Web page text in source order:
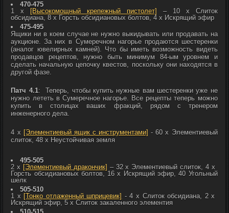
470-475
1 x
[Высокомощный крепежный пистолет] – 10 x Слиток
обсидиана, 8 x Горсть обсидиановых болтов, 4 x Искрящий эфир
475-495
Ящики ни в коем случае не нужно выкидывать или продавать на
аукционе. За них в Сумеречном нагорье продаются шестеренки
(аналог ювелирных камней). Что бы иметь возможность видеть
продавцов рецептов, нужно быть минимум 84-ым уровнем и
сделать начальную цепочку квестов, поскольку они находятся в
другой фазе.
Патч 4.1: Теперь, чтобы купить нужные вам шестеренки уже не
нужно лететь в Сумеречное нагорье. Все рецепты теперь можно
купить в столицах ваших фракций, рядом с тренером
инженерного дела.
4 x [Элементиевый ящик с инструментами] - 60 x Элементиевый
слиток, 48 x Неустойчивая земля
495-505
2 х [Элементиевый дракончик] – 32 x Элементиевый слиток, 4 x
Горсть обсидиановых болтов, 16 x Искрящий эфир, 40 Угольный
шелк
505-510
1 x [Тонко отлаженный шприцевик] - 4 x Слиток обсидиана, 2 x
Искрящий эфир, 5 xСлиток закаленного элементия